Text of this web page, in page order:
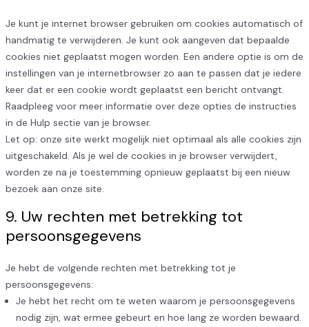
Je kunt je internet browser gebruiken om cookies automatisch of
handmatig te verwijderen. Je kunt ook aangeven dat bepaalde
cookies niet geplaatst mogen worden. Een andere optie is om de
instellingen van je internetbrowser zo aan te passen dat je iedere
keer dat er een cookie wordt geplaatst een bericht ontvangt.
Raadpleeg voor meer informatie over deze opties de instructies
in de Hulp sectie van je browser.
Let op: onze site werkt mogelijk niet optimaal als alle cookies zijn
uitgeschakeld. Als je wel de cookies in je browser verwijdert,
worden ze na je toestemming opnieuw geplaatst bij een nieuw
bezoek aan onze site.
9. Uw rechten met betrekking tot
persoonsgegevens
Je hebt de volgende rechten met betrekking tot je
persoonsgegevens:
Je hebt het recht om te weten waarom je persoonsgegevens
nodig zijn, wat ermee gebeurt en hoe lang ze worden bewaard.